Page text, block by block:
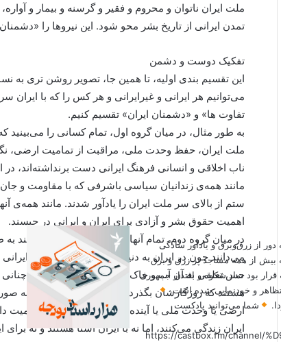
ملت ایران ناتوان و محروم و فقیر و گرسنه و بیمار و
تمدن ایرانی از تاریخ بشر محو شود. این نیروها را
تفکیک دوست و دشمن
این تقسیم بندی اولیه، تا همین جا، تصویر روشن تری
می‌توانیم هر ایرانی و غیرایرانی و هر کس را که با ایران
تفاوت ها» و «دشمنان ایران» تقسیم کنیم.
به طور مثال، در میان گروه اول، تمام کسانی را
ملت ایران، حفظ وحدت ملی، مراقبت از تمامیت ارضی،
ناب اخلاقی و انسانی فرهنگ ایرانی دست برنداشته‌اند، در
مانند همه‌ی زندانیان سیاسی باشرفی که با مقاومت و
ستم از بالای سر ملت ایران را یادآور شدند. مانند همه‌ی
اهمیت حقوق بشر و آزادی برای ایران و ایرانی در حبسند.
در میان گروه دوم، تمام آنهایی را می‌بینیم که نمی‌دانند
می‌دانند چون در ایران به دنیا آمده‌اند و شناسنامه‌ی
حس تعلقی به آن آب و خاک و سرزمین دارند چیز آن چنانی
هستند که روزگارشان بگذرد. سرنوشت آن کشور را به
ارضی یا وحدت ملی یا آینده‌ی اقلیمی ایران چقدر اهمیت
ایران زندگی می‌کنند، اما نه با ایران آشنا هستند و نه
دور از زرق‌وبرق و یادآور سادگی
بیش از همه مساجد پر زرق و برق
بود نماد شکوه و اقتدار جمهوری
تظاهر و خودنمایی شده است.
شما می‌توانید پادکست
(https://castbox.fm/channel/